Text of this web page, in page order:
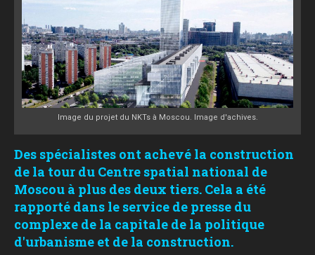
Image du projet du NKTs à Moscou. Image d'achives.
Des spécialistes ont achevé la construction
de la tour du Centre spatial national de
Moscou à plus des deux tiers. Cela a été
rapporté dans le service de presse du
complexe de la capitale de la politique
d'urbanisme et de la construction.